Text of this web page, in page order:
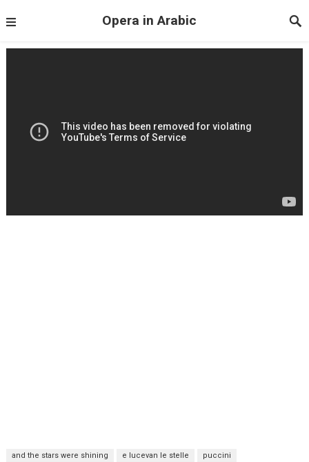
Opera in Arabic
and the stars were shining e lucevan le stelle
puccini